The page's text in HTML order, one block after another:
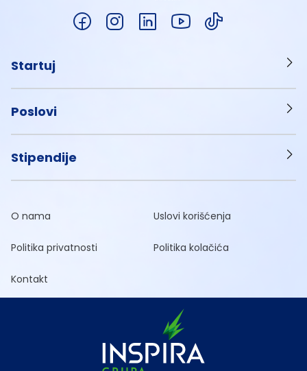
Startuj
Poslovi
Stipendije
O nama Uslovi korišćenja
Politika privatnosti Politika kolačića
Kontakt